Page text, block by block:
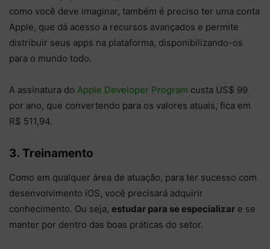
como você deve imaginar, também é preciso ter uma conta
Apple, que dá acesso a recursos avançados e permite
distribuir seus apps na plataforma, disponibilizando-os
para o mundo todo.
A assinatura do Apple Developer Program custa US$ 99
por ano, que convertendo para os valores atuais, fica em
R$ 511,94.
3. Treinamento
Como em qualquer área de atuação, para ter sucesso com
desenvolvimento iOS, você precisará adquirir
conhecimento. Ou seja, estudar para se especializar e se
manter por dentro das boas práticas do setor.